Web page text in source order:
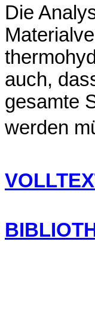
Die
auch,
gesamte
werden